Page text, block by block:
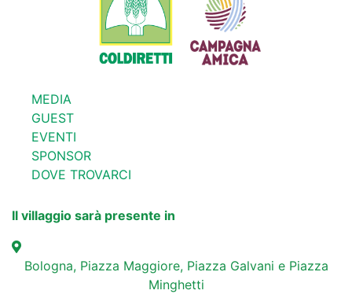
MEDIA
GUEST
EVENTI
SPONSOR
DOVE TROVARCI
Il villaggio sarà presente in
Bologna, Piazza Maggiore, Piazza Galvani e Piazza
Minghetti